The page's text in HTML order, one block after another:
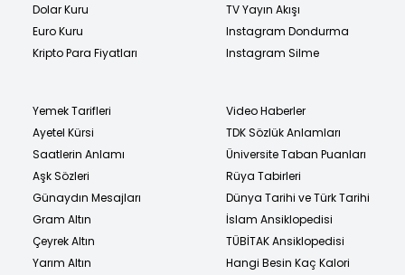
Dolar Kuru
Euro Kuru
Kripto Para Fiyatları
TV Yayın Akışı
Instagram Dondurma
Instagram Silme
Yemek Tarifleri
Ayetel Kürsi
Saatlerin Anlamı
Aşk Sözleri
Günaydın Mesajları
Gram Altın
Çeyrek Altın
Yarım Altın
Video Haberler
TDK Sözlük Anlamları
Üniversite Taban Puanları
Rüya Tabirleri
Dünya Tarihi ve Türk Tarihi
İslam Ansiklopedisi
TÜBİTAK Ansiklopedisi
Hangi Besin Kaç Kalori